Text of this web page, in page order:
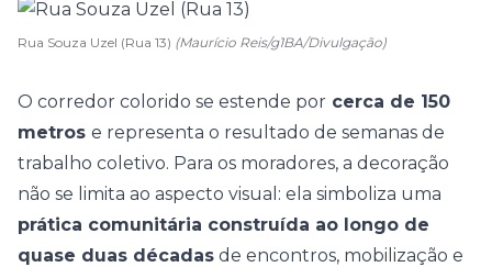
Rua Souza Uzel (Rua 13) (Maurício Reis/g1BA/Divulgação)
O corredor colorido se estende por cerca de 150
metros e representa o resultado de semanas de
trabalho coletivo. Para os moradores, a decoração
não se limita ao aspecto visual: ela simboliza uma
prática comunitária construída ao longo de
quase duas décadas de encontros, mobilização e